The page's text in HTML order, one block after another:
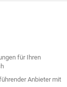
für Ihren
Anbieter mit